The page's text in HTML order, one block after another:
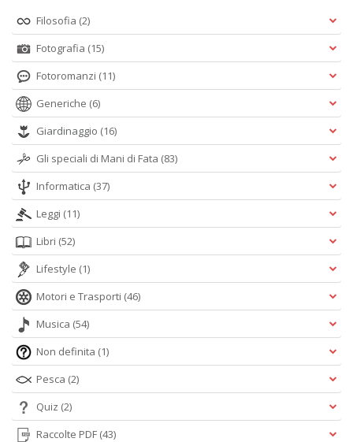
Filosofia (2)
Fotografia (15)
Fotoromanzi (11)
Generiche (6)
Giardinaggio (16)
Gli speciali di Mani di Fata (83)
Informatica (37)
Leggi (11)
Libri (52)
Lifestyle (1)
Motori e Trasporti (46)
Musica (54)
Non definita (1)
Pesca (2)
Quiz (2)
Raccolte PDF (43)